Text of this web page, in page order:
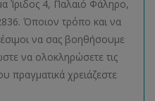
Ίριδος 4, Παλαιό Φάληρο,
Όποιον τρόπο και να
να σας βοηθήσουμε
να ολοκληρώσετε τις
πραγματικά χρειάζεστε